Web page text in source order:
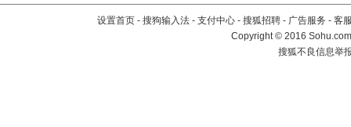
设置首页 - 搜狗输入法 - 支付中心 - 搜狐招聘 - 广告服务 - 客
Copyright©2016
搜狐不良信息举